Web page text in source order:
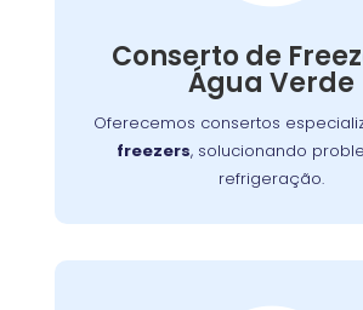
Conserto de
Água Verde
Oferecemos consertos
freezers, solucionando
refrigeração.
Nossos especialistas estão
ou componentes elétricos,
congelamento adequada dos